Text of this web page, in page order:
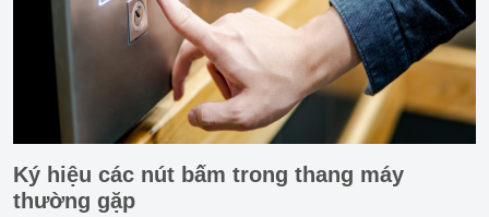
Ký hiệu các nút bấm trong thang máy
thường gặp